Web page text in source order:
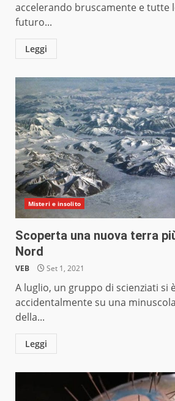
accelerando bruscamente e tutte
futuro...
Leggi
Misteri e insolito
Scoperta una nuova terra
Nord
VEB Set 1, 2021
A luglio, un gruppo di scienziati si
accidentalmente su una
della...
Leggi